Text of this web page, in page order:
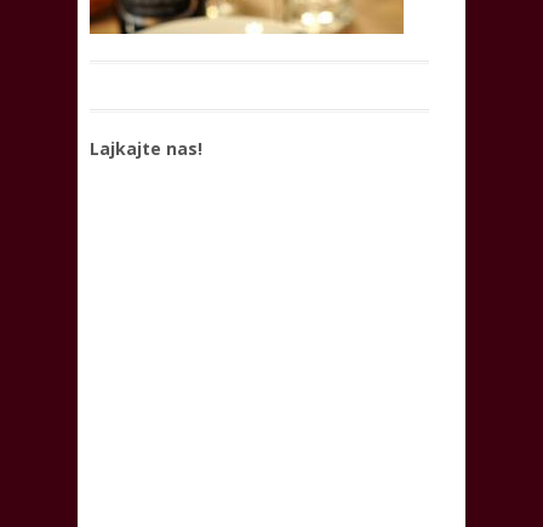
Lajkajte nas!